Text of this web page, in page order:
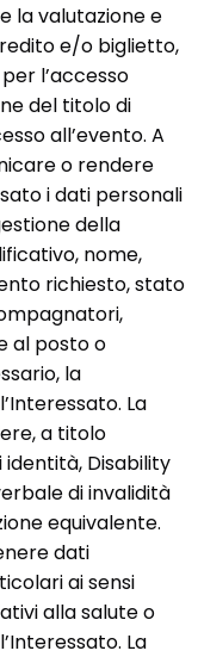
la valutazione e
e/o biglietto,
l’accesso
del titolo di
all’evento. A
o rendere
i dati personali
della
nome,
richiesto, stato
al posto o
la
La
a titolo
Disability
di invalidità
equivalente.
dati
ai sensi
alla salute o
La